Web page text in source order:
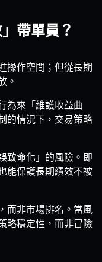
帶單員？
操作空間；但從長期
。
為來「維護收益曲
的情況下，交易策略
致命化」的風險。即
能保護長期績效不被
而非市場排名。當風
略穩定性，而非冒險